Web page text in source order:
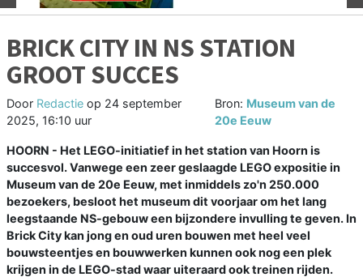
BRICK CITY IN NS STATION
GROOT SUCCES
Door Redactie op 24 september
2025, 16:10 uur
Bron: Museum van de
20e Eeuw
HOORN - Het LEGO-initiatief in het station van Hoorn is
succesvol. Vanwege een zeer geslaagde LEGO expositie in
Museum van de 20e Eeuw, met inmiddels zo'n 250.000
bezoekers, besloot het museum dit voorjaar om het lang
leegstaande NS-gebouw een bijzondere invulling te geven. In
Brick City kan jong en oud uren bouwen met heel veel
bouwsteentjes en bouwwerken kunnen ook nog een plek
krijgen in de LEGO-stad waar uiteraard ook treinen rijden.